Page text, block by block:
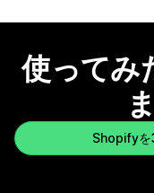
使ってみ
Shopifyを